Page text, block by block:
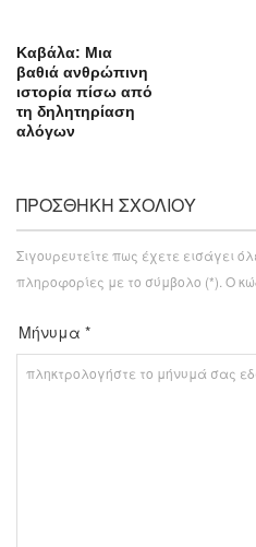
Καβάλα: Μια
βαθιά ανθρώπινη
ιστορία πίσω από
τη δηλητηρίαση
αλόγων
ΠΡΟΣΘΉΚΗ ΣΧΟΛΊΟΥ
Σιγουρευτείτε πως έχετε εισάγει
πληροφορίες με το σύμβολο (*). Ο
Μήνυμα *